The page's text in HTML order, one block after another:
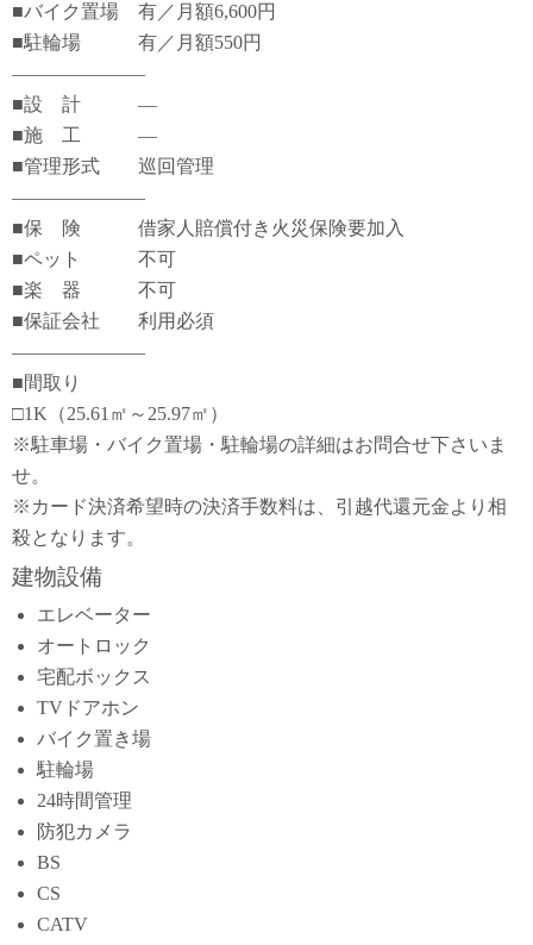
■バイク置場 有／月額6,600円
■駐輪場 有／月額550円
―――――――
■設 計 ―
■施 工 ―
■管理形式 巡回管理
―――――――
■保 険 借家人賠償付き火災保険要加入
■ペット 不可
■楽 器 不可
■保証会社 利用必須
―――――――
■間取り
□1K（25.61㎡～25.97㎡）
※駐車場・バイク置場・駐輪場の詳細はお問合せ下さいま
せ。
※カード決済希望時の決済手数料は、引越代還元金より相
殺となります。
建物設備
エレベーター
オートロック
宅配ボックス
TVドアホン
バイク置き場
駐輪場
24時間管理
防犯カメラ
BS
CS
CATV